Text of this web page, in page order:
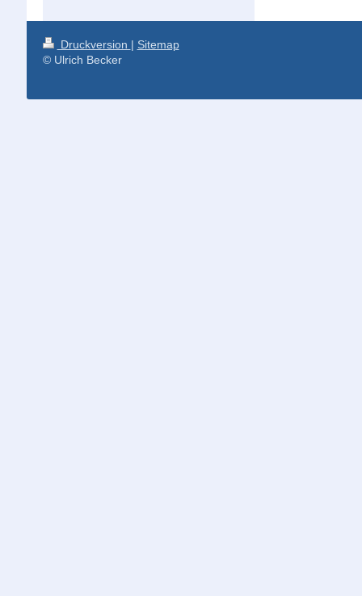
Druckversion | Sitemap
© Ulrich Becker